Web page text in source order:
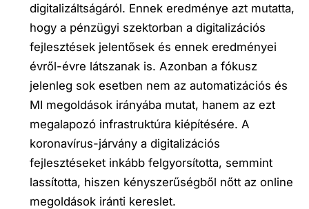
digitalizáltságáról. Ennek eredménye azt mutatta,
hogy a pénzügyi szektorban a digitalizációs
fejlesztések jelentősek és ennek eredményei
évről-évre látszanak is. Azonban a fókusz
jelenleg sok esetben nem az automatizációs és
MI megoldások irányába mutat, hanem az ezt
megalapozó infrastruktúra kiépítésére. A
koronavírus-járvány a digitalizációs
fejlesztéseket inkább felgyorsította, semmint
lassította, hiszen kényszerűségből nőtt az online
megoldások iránti kereslet.